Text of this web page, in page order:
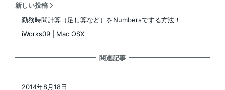
新しい投稿
勤務時間計算（足し算など）をNumbersでする方法！
iWorks09 | Mac OSX
関連記事
2014年8月18日